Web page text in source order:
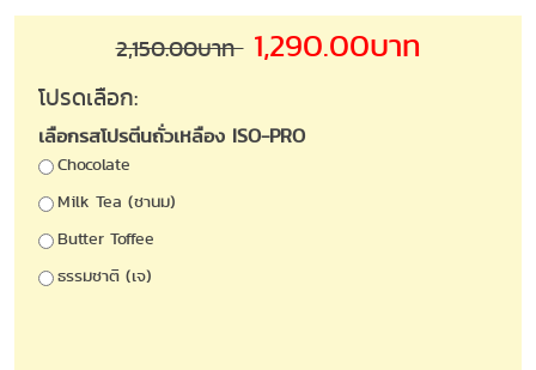
2,150.00บาท 1,290.00บาท
โปรดเลือก:
เลือกรสโปรตีนถั่วเหลือง ISO-PRO
Chocolate
Milk Tea (ชานม)
Butter Toffee
ธรรมชาติ (เจ)